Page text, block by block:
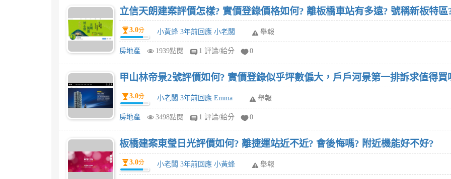
立信天朗建案評價怎樣? 實價登錄價格如何? 離板橋車站有多遠? 號稱新板特區
3.0分 小黃蜂 3年前回應 小老闆 舉報
房地產 1939點閱 1 評論/給分 0
甲山林帝景2號評價如何? 實價登錄似乎坪數偏大，戶戶河景第一排訴求值得買
3.0分 小老闆 3年前回應 Emma 舉報
房地產 3498點閱 1 評論/給分 0
板橋建案東瑩日光評價如何? 離捷運站近不近? 會後悔嗎? 附近機能好不好?
3.0分 小老闆 3年前回應 小黃蜂 舉報